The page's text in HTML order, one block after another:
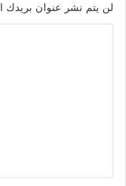
لن يتم نشر عنوان بريدك
ق